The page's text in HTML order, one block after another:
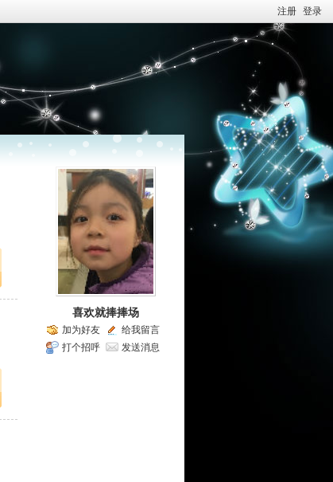
注册 登录
喜欢就捧捧场
加为好友
给我留言
打个招呼
发送消息